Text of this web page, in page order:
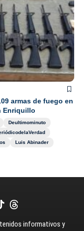
armas de fuego en
Enriquillo
Deultimominuto
Luis Abinader
informativos y